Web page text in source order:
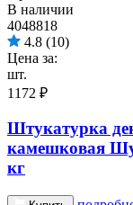
В наличии
4048818
4.8 (10)
Цена за:
шт.
1172 ₽
Штукатурка
камешковая
кг